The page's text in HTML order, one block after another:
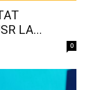
LA...
0